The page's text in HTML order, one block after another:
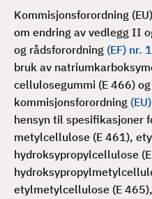
Kommisjonsforordning
om endring av vedlegg II
og rådsforordning (EF) nr.
bruk av
cellulosegummi (E 466)
kommisjonsforordning
hensyn til spesifikasjoner
metylcellulose (E 461),
hydroksypropylcellulose
etylmetylcellulose (E 465),